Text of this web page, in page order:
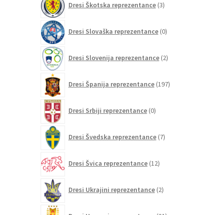
Dresi Škotska reprezentance 3izdelki
Dresi Slovaška reprezentance 0izdelkov
Dresi Slovenija reprezentance 2izdelka
Dresi Španija reprezentance 197izdelkov
Dresi Srbiji reprezentance 0izdelkov
Dresi Švedska reprezentance 7izdelkov
Dresi Švica reprezentance 12izdelkov
Dresi Ukrajini reprezentance 2izdelka